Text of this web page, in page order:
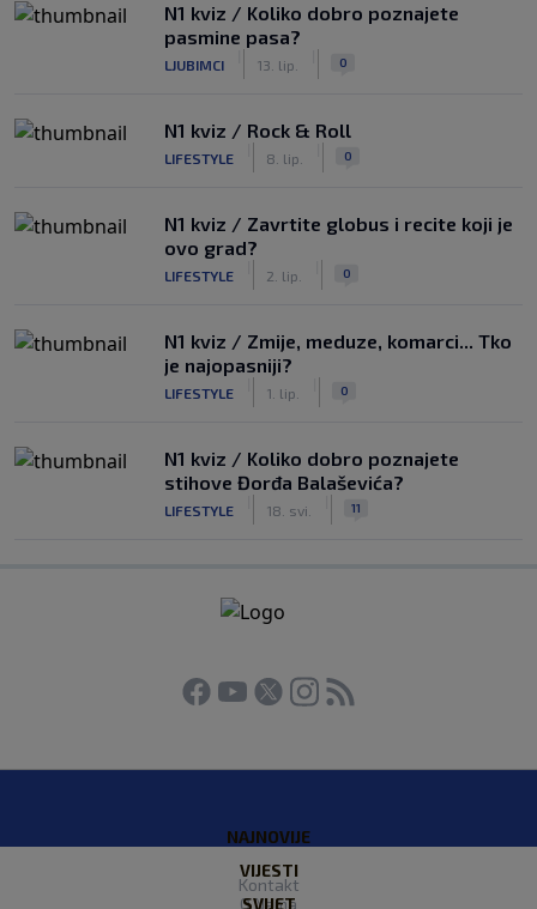
N1 kviz / Koliko dobro poznajete
pasmine pasa?
LJUBIMCI 13. lip. 0
N1 kviz / Rock & Roll
LIFESTYLE 8. lip. 0
N1 kviz / Zavrtite globus i recite koji je
ovo grad?
LIFESTYLE 2. lip. 0
N1 kviz / Zmije, meduze, komarci... Tko
je najopasniji?
LIFESTYLE 1. lip. 0
N1 kviz / Koliko dobro poznajete
stihove Đorđa Balaševića?
LIFESTYLE 18. svi. 11
NAJNOVIJE
VIJESTI
SVIJET
Kontakt
O Nama